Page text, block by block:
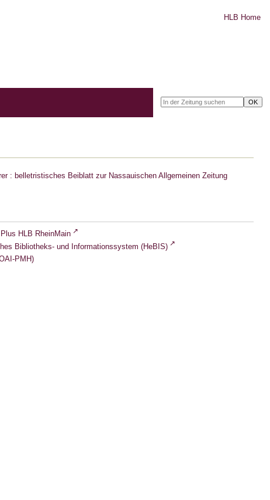
HLB Home
: belletristisches Beiblatt zur Nassauischen Allgemeinen Zeitung
HLB RheinMain
Bibliotheks- und Informationssystem (HeBIS)
PMH)